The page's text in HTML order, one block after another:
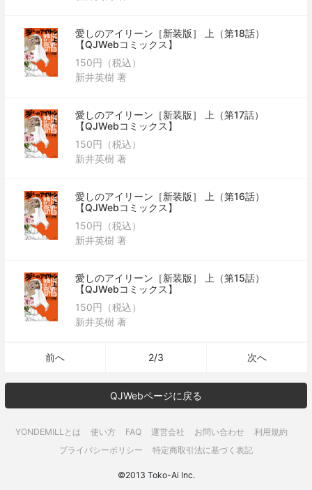
愛しのアイリーン［新装版］ 上（第18話）
【QJWebコミックス】
150円（税込）
新井英樹 著
愛しのアイリーン［新装版］ 上（第17話）
【QJWebコミックス】
150円（税込）
新井英樹 著
愛しのアイリーン［新装版］ 上（第16話）
【QJWebコミックス】
150円（税込）
新井英樹 著
愛しのアイリーン［新装版］ 上（第15話）
【QJWebコミックス】
150円（税込）
新井英樹 著
前へ 2/3 次へ
QJWebページに戻る
YONDEMILLとは 使い方 FAQ 運営会社 お問い合わせ
利用規約
プライバシーポリシー
特定商取引法に基づく表記
©2013 Toko-Ai Inc.